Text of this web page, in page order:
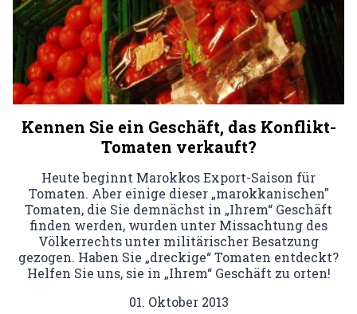
Kennen Sie ein Geschäft, das Konflikt-
Tomaten verkauft?
Heute beginnt Marokkos Export-Saison für
Tomaten. Aber einige dieser „marokkanischen"
Tomaten, die Sie demnächst in „Ihrem“ Geschäft
finden werden, wurden unter Missachtung des
Völkerrechts unter militärischer Besatzung
gezogen. Haben Sie „dreckige“ Tomaten entdeckt?
Helfen Sie uns, sie in „Ihrem“ Geschäft zu orten!
01. Oktober 2013